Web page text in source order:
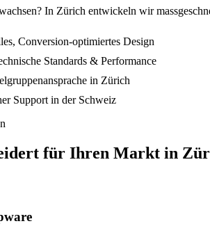
In Zürich entwickeln wir
Conversion-optimiertes Design
Standards & Performance
in Zürich
Support in der Schweiz
für Ihren Markt in